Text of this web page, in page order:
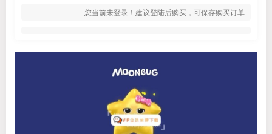
您当前未登录！建议登陆后购买，可保存购买订单